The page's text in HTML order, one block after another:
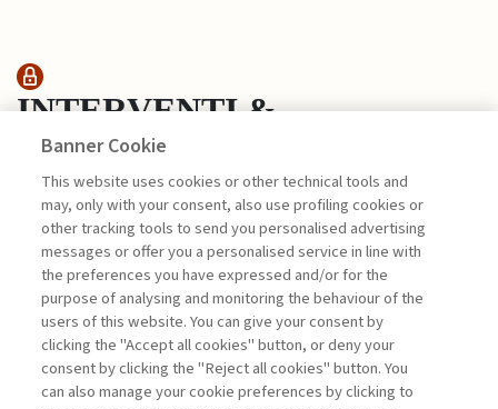
INTERVENTI &
INTERVISTE
LEADERSHIP PUBBLICA E
CULTURA DELLA ...
di Franco Gabrielli, Elisabetta Trinchero
La consultazione dei libri è riservata esclusivamente
Banner Cookie
This website uses cookies or other technical tools and
may, only with your consent, also use profiling cookies or
other tracking tools to send you personalised advertising
messages or offer you a personalised service in line with
the preferences you have expressed and/or for the
purpose of analysing and monitoring the behaviour of the
users of this website. You can give your consent by
clicking the "Accept all cookies" button, or deny your
consent by clicking the "Reject all cookies" button. You
can also manage your cookie preferences by clicking to